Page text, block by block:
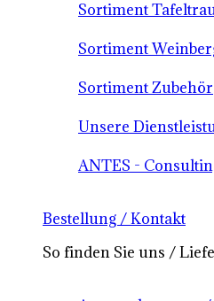
Sortiment
Sortiment
Sortiment Zubehör
Unsere
ANTES -
Bestellung / Kontakt
So finden Sie uns /